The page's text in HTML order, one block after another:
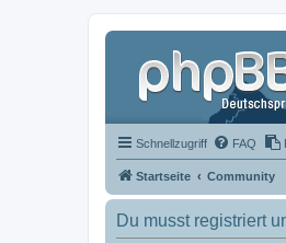
Schnellzugriff FAQ
Startseite Community
Du musst registriert